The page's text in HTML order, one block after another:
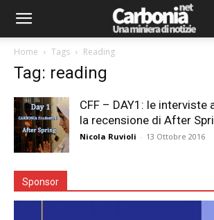
Home Tags Reading
Tag: reading
CFF – DAY1: le
la recensione di After
Nicola Ruvioli - 13 Ottobre 2016
Sponsor